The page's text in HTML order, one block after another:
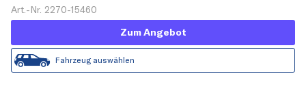
Art.-Nr. 2270-15460
Zum Angebot
Fahrzeug auswählen